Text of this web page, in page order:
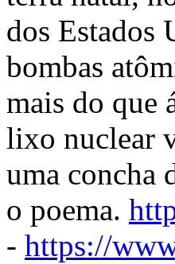
dos Estados
bombas
mais do que
lixo nuclear
uma concha
o poema.
- https://